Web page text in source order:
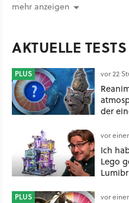
mehr anzeigen
AKTUELLE TESTS
PLUS vor 22
der
vor
Ich
Lego
Stack
PLUS vor